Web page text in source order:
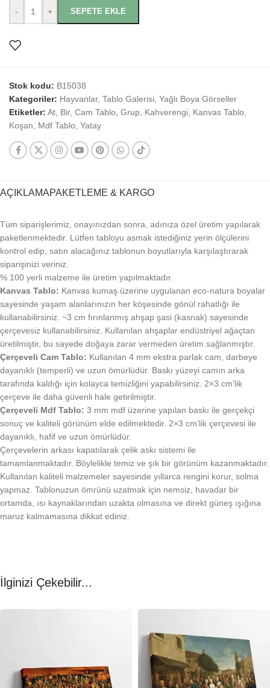
- + SEPETE EKLE
Stok kodu: B15038
Kategoriler: Hayvanlar, Tablo Galerisi, Yağlı Boya Görseller
Etiketler: At, Bir, Cam Tablo, Grup, Kahverengi, Kanvas Tablo,
Koşan, Mdf Tablo, Yatay
AÇIKLAMAPAKETLEME & KARGO
Tüm siparişlerimiz, onayınızdan sonra, adınıza özel üretim yapılarak
paketlenmektedir. Lütfen tabloyu asmak istediğiniz yerin ölçülerini
kontrol edip, satın alacağınız tablonun boyutlarıyla karşılaştırarak
siparişinizi veriniz.
% 100 yerli malzeme ile üretim yapılmaktadır.
Kanvas Tablo: Kanvas kumaş üzerine uygulanan eco-natura boyalar
sayesinde yaşam alanlarınızın her köşesinde gönül rahatlığı ile
kullanabilirsiniz. ~3 cm fırınlanmış ahşap şasi (kasnak) sayesinde
çerçevesiz kullanabilirsiniz. Kullanılan ahşaplar endüstriyel ağaçtan
üretilmiştir, bu sayede doğaya zarar vermeden üretim sağlanmıştır.
Çerçeveli Cam Tablo: Kullanılan 4 mm ekstra parlak cam, darbeye
dayanıklı (temperli) ve uzun ömürlüdür. Baskı yüzeyi camın arka
tarafında kaldığı için kolayca temizliğini yapabilirsiniz. 2×3 cm’lik
çerçeve ile daha güvenli hale getirilmiştir.
Çerçeveli Mdf Tablo: 3 mm mdf üzerine yapılan baskı ile gerçekçi
sonuç ve kaliteli görünüm elde edilmektedir. 2×3 cm’lik çerçevesi ile
dayanıklı, hafif ve uzun ömürlüdür.
Çerçevelerin arkası kapatılarak çelik askı sistemi ile
tamamlanmaktadır. Böylelikle temiz ve şık bir görünüm kazanmaktadır.
Kullanılan kaliteli malzemeler sayesinde yıllarca rengini korur, solma
yapmaz. Tablonuzun ömrünü uzatmak için nemsiz, havadar bir
ortamda, ısı kaynaklarından uzakta olmasına ve direkt güneş ışığına
maruz kalmamasına dikkat ediniz.
İlginizi Çekebilir...